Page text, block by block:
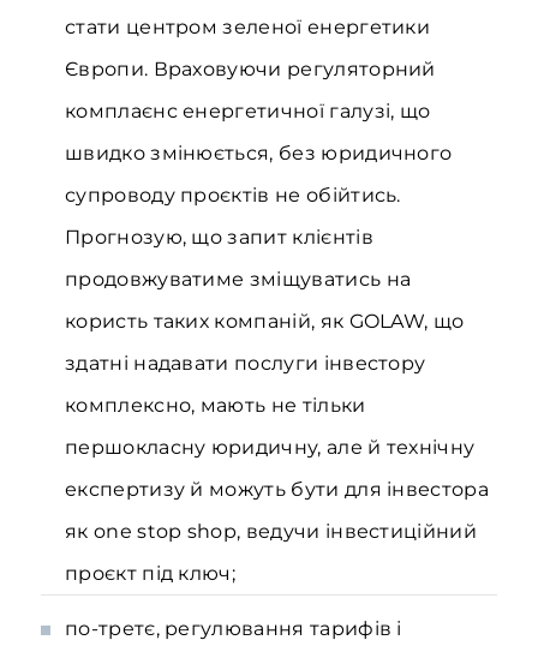
стати центром зеленої енергетики
Європи. Враховуючи регуляторний
комплаєнс енергетичної галузі, що
швидко змінюється, без юридичного
супроводу проєктів не обійтись.
Прогнозую, що запит клієнтів
продовжуватиме зміщуватись на
користь таких компаній, як GOLAW, що
здатні надавати послуги інвестору
комплексно, мають не тільки
першокласну юридичну, але й технічну
експертизу й можуть бути для інвестора
як one stop shop, ведучи інвестиційний
проєкт під ключ;
по-третє, регулювання тарифів і